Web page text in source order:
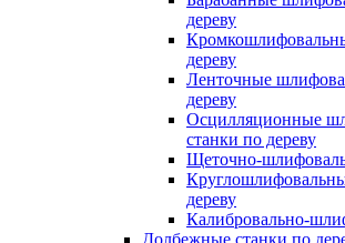
дереву
дереву
Ленточные
дереву
Осцилляционные
станки по дереву
Щеточно-
дереву
Калибровально-
Долбежные станки по